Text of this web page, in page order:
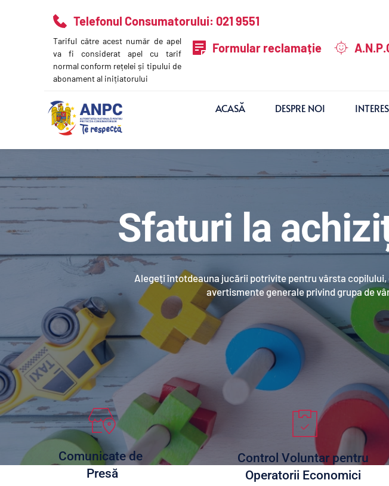
Telefonul Consumatorului: 021 9551
Tariful către acest număr de apel
va fi considerat apel cu tarif
normal conform rețelei și tipului de
abonament al inițiatorului
Formular reclamație
ACASĂ DESPRE NOI
Sfaturi la
Alegeți întotdeauna jucării potrivite pentru vârsta
avertismente generale privind grupa de
Comunicate de
Presă
Control Voluntar pentru
Operatorii Economici